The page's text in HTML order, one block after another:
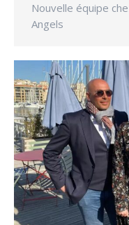
Nouvelle équipe
Angels